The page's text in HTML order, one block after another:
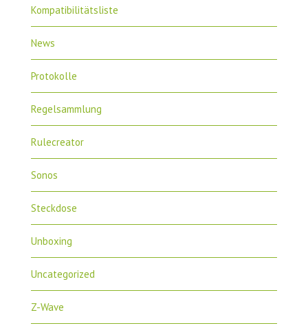
Kompatibilitätsliste
News
Protokolle
Regelsammlung
Rulecreator
Sonos
Steckdose
Unboxing
Uncategorized
Z-Wave